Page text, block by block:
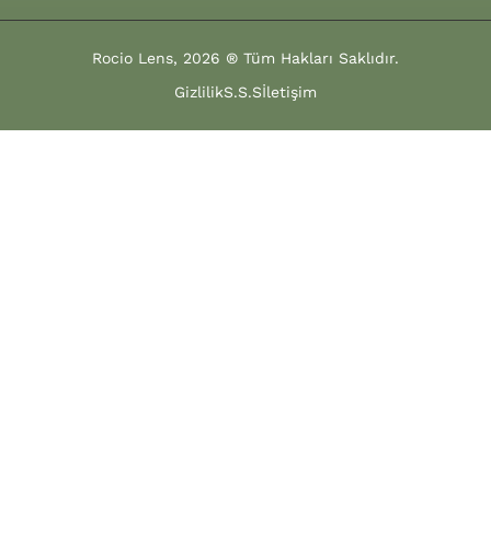
Rocio Lens, 2026 ® Tüm Hakları Saklıdır.
GizlilikS.S.Sİletişim